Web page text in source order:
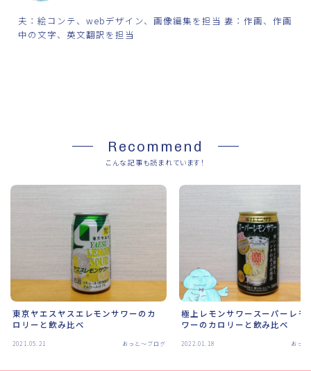
夫：絵コンテ、webデザイン、画像編集を担当 妻：作画、作画
中の文字、英文翻訳を担当
Recommend
こんな記事も読まれています！
東京ヤエスヤスエレモンサワーのカ
ロリーと飲み比べ
2021.05.21 おっと～ブログ
極上レモンサワースーパーレモ
ワーのカロリーと飲み比べ
2022.01.18 おっ